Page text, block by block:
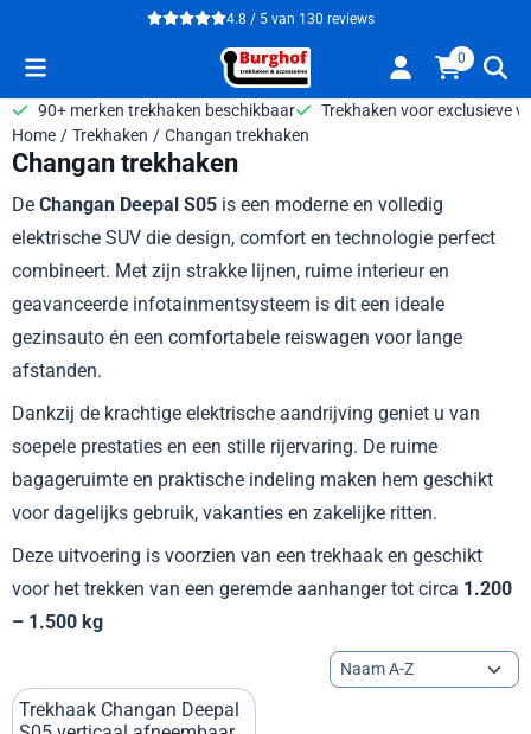
Cookievoorkeuren zijn beschikbaar. Kies instellingen of sta alle
4.8 / 5 van 130 reviews
0
90+ merken trekhaken beschikbaar
Trekhaken voor exclusieve
Home / Trekhaken / Changan trekhaken
Changan trekhaken
De Changan Deepal S05 is een moderne en volledig
elektrische SUV die design, comfort en technologie perfect
combineert. Met zijn strakke lijnen, ruime interieur en
geavanceerde infotainmentsysteem is dit een ideale
gezinsauto én een comfortabele reiswagen voor lange
afstanden.
Dankzij de krachtige elektrische aandrijving geniet u van
soepele prestaties en een stille rijervaring. De ruime
bagageruimte en praktische indeling maken hem geschikt
voor dagelijks gebruik, vakanties en zakelijke ritten.
Deze uitvoering is voorzien van een trekhaak en geschikt
voor het trekken van een geremde aanhanger tot circa 1.200
– 1.500 kg
Sorteermethode
Trekhaak Changan Deepal